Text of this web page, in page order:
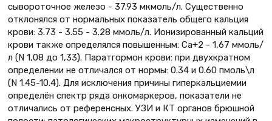
сывороточное железо - 37.93 мкмоль/л. Существенно
отклонялся от нормальных показатель общего кальция
крови: 3.73 - 3.55 - 3.28 ммоль/л. Ионизированный кальций
крови также определялся повышенным: Са+2 - 1,67 ммоль/
л (N 1,08 до 1,33). Паратгормон крови: при двухкратном
определении не отличался от нормы: 0.34 и 0.60 пмоль\л
(N 1.45-10.4). Для исключения причины гиперкальциемии
определён спектр ряда онкомаркеров, показатели не
отличались от референсных. УЗИ и КТ органов брюшной